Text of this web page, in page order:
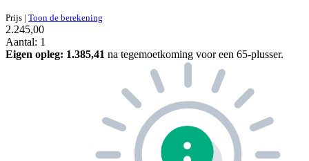
Prijs | Toon de berekening
2.245,00
Aantal: 1
Eigen opleg: 1.385,41 na tegemoetkoming voor een 65-plusser.